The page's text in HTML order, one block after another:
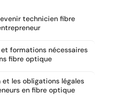
technicien fibre
formations nécessaires
fibre optique
les obligations légales
en fibre optique